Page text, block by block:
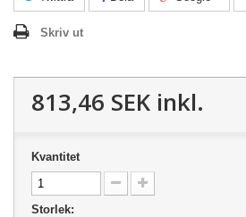
Skriv ut
813,46 SEK inkl.
Kvantitet
Storlek: